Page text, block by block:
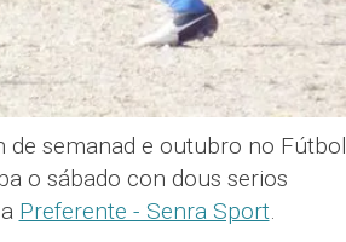
semanad e outubro no Fútbol
o sábado con dous serios
Preferente - Senra Sport.